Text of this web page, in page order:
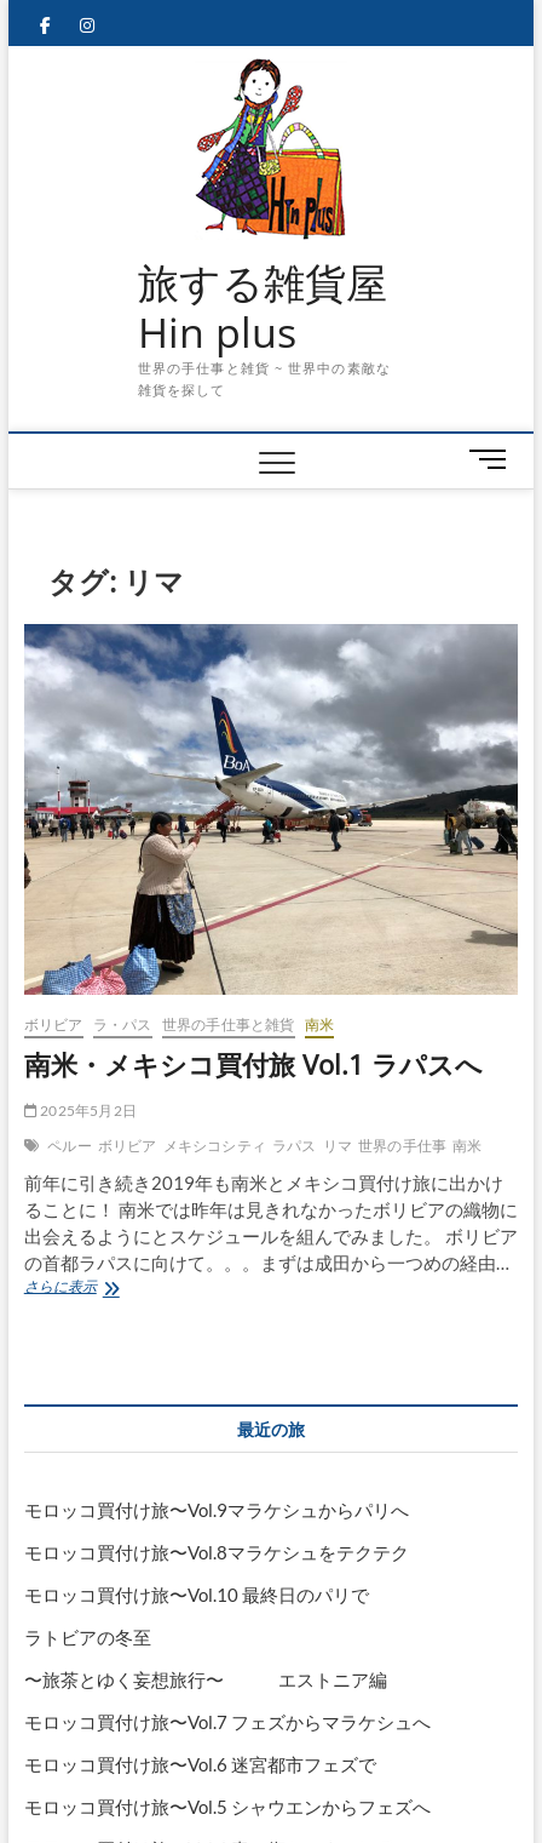
facebookinstagram
旅する雑貨屋
Hin plus
世界の手仕事と雑貨 ~ 世界中の素敵な
雑貨を探して
メ
ニ
タグ: リマ
ボリビア ラ・パス 世界の手仕事と雑貨 南米
南米・メキシコ買付旅 Vol.1 ラパスへ
2025年5月2日
ペルー ボリビア メキシコシティ ラパス リマ 世界の手仕事 南米
前年に引き続き2019年も南米とメキシコ買付け旅に出かけ
ることに！ 南米では昨年は見きれなかったボリビアの織物に
出会えるようにとスケジュールを組んでみました。 ボリビア
の首都ラパスに向けて。。。まずは成田から一つめの経由…
さらに表示南
ラ
パ
ス
最近の旅
モロッコ買付け旅〜Vol.9マラケシュからパリへ
モロッコ買付け旅〜Vol.8マラケシュをテクテク
モロッコ買付け旅〜Vol.10 最終日のパリで
ラトビアの冬至
〜旅茶とゆく妄想旅行〜 エストニア編
モロッコ買付け旅〜Vol.7 フェズからマラケシュへ
モロッコ買付け旅〜Vol.6 迷宮都市フェズで
モロッコ買付け旅〜Vol.5 シャウエンからフェズへ